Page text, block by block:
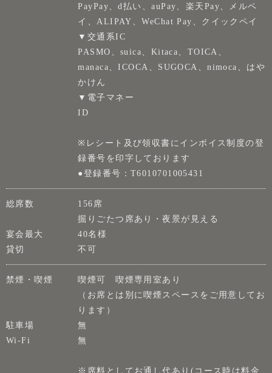
PayPay、d払い、auPay、楽天Pay、メルペ
イ、ALIPAY、WeChat Pay、クイックペイ
▼交通系IC
PASMO、suica、Kitaca、TOICA、
manaca、ICOCA、SUGOCA、nimoca、はや
かけん
▼電子マネー
ID
※レシート及び領収書にインボイス制度の登
録番号を印字しております
●登録番号：T6010701005431
総席数
156席
掘りごたつ席あり・夜景が見える
宴会最大
40名様
貸切
不可
禁煙・喫煙
喫煙可 喫煙専用室あり
（お席とは別に喫煙スペースをご用意してお
ります）
駐車場
無
Wi-Fi
無
※席料としてお通し代あり(コース時は料金